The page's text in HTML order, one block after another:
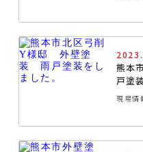
熊本
戸塗
現場情